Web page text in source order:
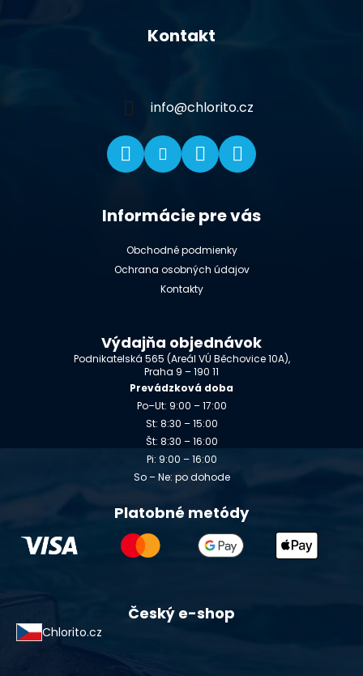
Kontakt
info@chlorito.cz
Informácie pre vás
Obchodné podmienky
Ochrana osobných údajov
Kontakty
Výdajňa objednávok
Podnikatelská 565 (Areál VÚ Běchovice 10A),
Praha 9 – 190 11
Prevádzková doba
Po–Ut: 9:00 – 17:00
St: 8:30 – 15:00
Št: 8:30 – 16:00
Pi: 9:00 – 16:00
So – Ne: po dohode
Platobné metódy
Český e-shop
Chlorito.cz